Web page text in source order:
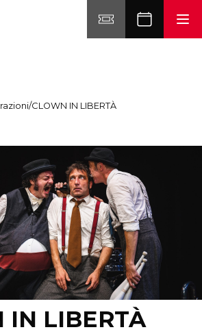
/CLOWN IN LIBERTÀ
IN LIBERTÀ